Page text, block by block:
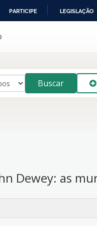
PARTICIPE LEGISLAÇÃO
Buscar
Dewey: as